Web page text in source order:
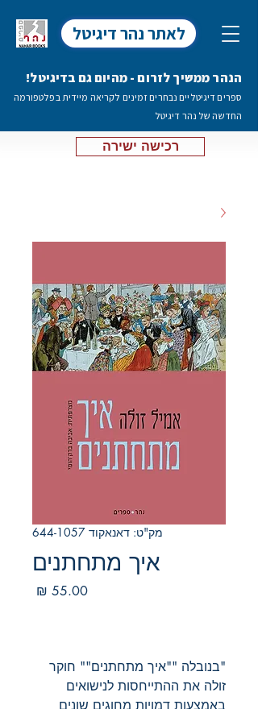
לאתר נהר דיגיטל
הנהר ממשיך לזרום - מהיום גם בדיגיטל!
ספרים דיגיטליים נבחרים זמינים לקריאה מיידית בפלטפורמה
החדשה של נהר דיגיטל
רכישה ישירה
מק"ט: דאנאקוד 644-1057
איך מתחתנים
"בנובלה ""איך מתחתנים"" חוקר
זולה את ההתייחסות לנישואים
באמצעות דמויות מחוגים שונים